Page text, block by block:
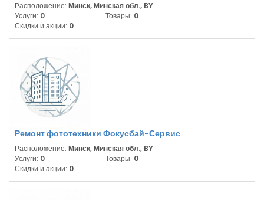
Расположение: Минск, Минская обл., BY
Услуги: 0 Товары: 0
Скидки и акции: 0
Ремонт фототехники Фокусбай-Сервис
Расположение: Минск, Минская обл., BY
Услуги: 0 Товары: 0
Скидки и акции: 0